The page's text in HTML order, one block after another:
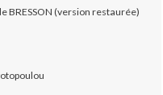
BRESSON (version restaurée)